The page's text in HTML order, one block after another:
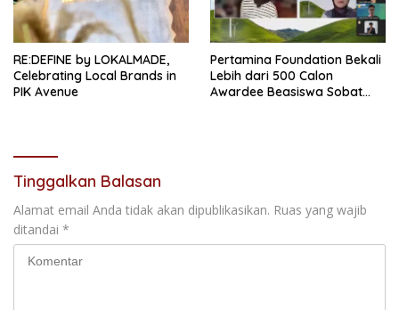
RE:DEFINE by LOKALMADE,
Celebrating Local Brands in
PIK Avenue
Pertamina Foundation Bekali
Lebih dari 500 Calon
Awardee Beasiswa Sobat
Tinggalkan Balasan
Alamat email Anda tidak akan dipublikasikan. Ruas yang wajib
ditandai *